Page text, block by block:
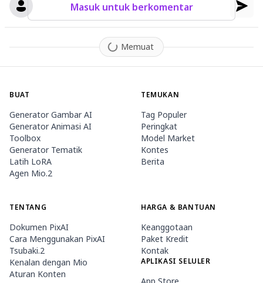
Masuk untuk berkomentar
Memuat
BUAT
Generator Gambar AI
Generator Animasi AI
Toolbox
Generator Tematik
Latih LoRA
Agen Mio.2
TEMUKAN
Tag Populer
Peringkat
Model Market
Kontes
Berita
TENTANG
Dokumen PixAI
Cara Menggunakan PixAI
Tsubaki.2
Kenalan dengan Mio
Aturan Konten
HARGA & BANTUAN
Keanggotaan
Paket Kredit
Kontak
APLIKASI SELULER